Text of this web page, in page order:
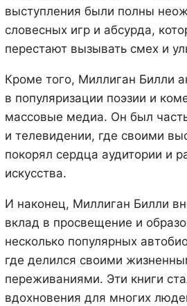
выступления были полны
словесных игр и абсурда,
перестают вызывать смех и
Кроме того, Миллиган Билли
в популяризации поэзии и
массовые медиа. Он был
и телевидении, где своими
покорял сердца аудитории и
искусства.
И наконец, Миллиган Билли
вклад в просвещение и
несколько популярных
где делился своими
переживаниями. Эти книги
вдохновения для многих